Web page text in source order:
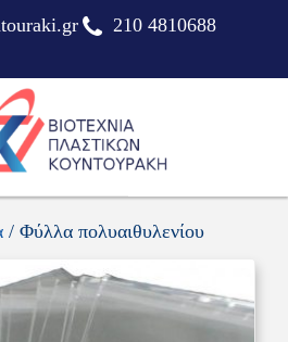
210 4810688
/ Φύλλα πολυαιθυλενίου